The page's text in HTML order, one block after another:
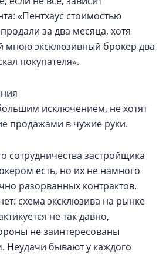
«Пентхаус стоимостью
за два месяца, хотя
мною эксклюзивный брокер два
покупателя».
исключением, не хотят
продажами в чужие руки.
застройщика
есть, но их не намного
разорванных контрактов.
схема эксклюзива на рынке
не так давно,
не заинтересованы
Неудачи бывают у каждого